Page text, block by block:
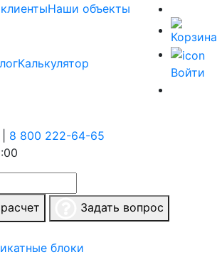
Наши объекты
Калькулятор
Войти
8 800 222-64-65
Задать вопрос
блоки